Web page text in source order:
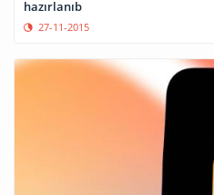
hazırlanıb
27-11-2015